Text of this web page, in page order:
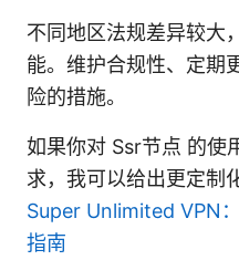
不同地区法规差异较大
能。维护合规性、定期
险的措施。
如果你对 Ssr节点 的使
求，我可以给出更定制
Super Unlimited VPN
指南